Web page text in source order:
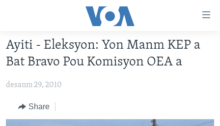
Skip
to
main
Skip
AYITI
AMERIK LATIN
ENTÈNASYONAL
Ayiti - Eleksyon: Yon Manm KEP a
Bat Bravo Pou Komisyon OEA a
desanm 29, 2010
Share